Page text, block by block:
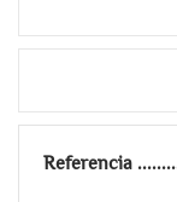
Referencia